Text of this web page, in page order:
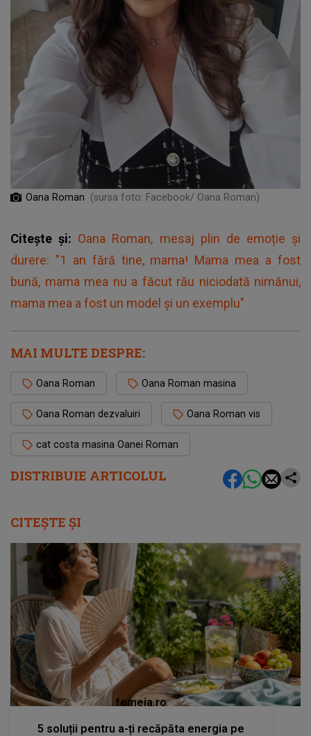
DISTRIBUIE ARTICOLUL
Oana Roman (sursa foto: Facebook/ Oana Roman)
Citește și: Oana Roman, mesaj plin de emoție și
durere: "1 an fără tine, mama! Mama mea a fost
bună, mama mea nu a făcut rău niciodată nimănui,
mama mea a fost un model și un exemplu"
MAI MULTE DESPRE:
Oana Roman Oana Roman masina
Oana Roman dezvaluiri Oana Roman vis
cat costa masina Oanei Roman
CITEȘTE ȘI
femeia.ro
5 soluții pentru a-ți recăpăta energia pe